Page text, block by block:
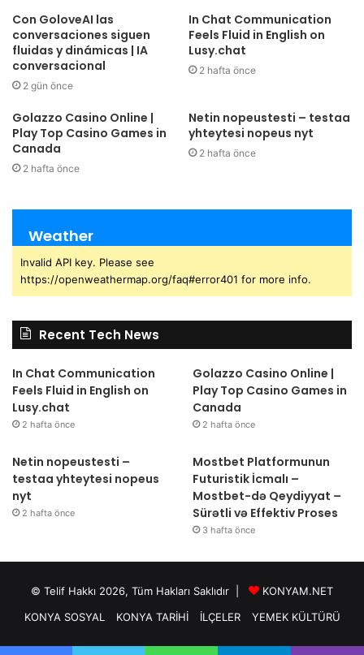
Con GoloveAI las
conversaciones siguen
fluidas y dinámicas | IA
conversacional
2 gün önce
In Chat Communication
Feels Fluid in English on
Lusy.chat
2 hafta önce
Golazzo Casino Online |
Play Top Casino Games in
Canada
2 hafta önce
Netin nopeustesti – testaa
yhteytesi nopeus nyt
2 hafta önce
Weather
Invalid API key. Please see
https://openweathermap.org/faq#error401 for more info.
Recent Tech News
In Chat Communication
Feels Fluid in English on
Lusy.chat
2 hafta önce
Golazzo Casino Online |
Play Top Casino Games in
Canada
2 hafta önce
Netin nopeustesti –
testaa yhteytesi nopeus
nyt
2 hafta önce
Mostbet Platformunun
Futuristik İcmalı –
Mostbet-də Qeydiyyat –
Sürətli və Effektiv Proses
3 hafta önce
© Telif Hakkı 2026, Tüm Hakları Saklıdır |
KONYAM.NET
KONYA SOSYAL
KONYA TARİHİ İLÇELER YEMEK KÜLTÜRÜ